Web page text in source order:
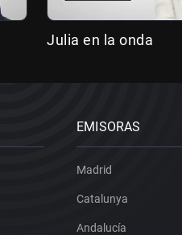
Julia en la onda
EMISORAS
Madrid
Catalunya
Andalucía